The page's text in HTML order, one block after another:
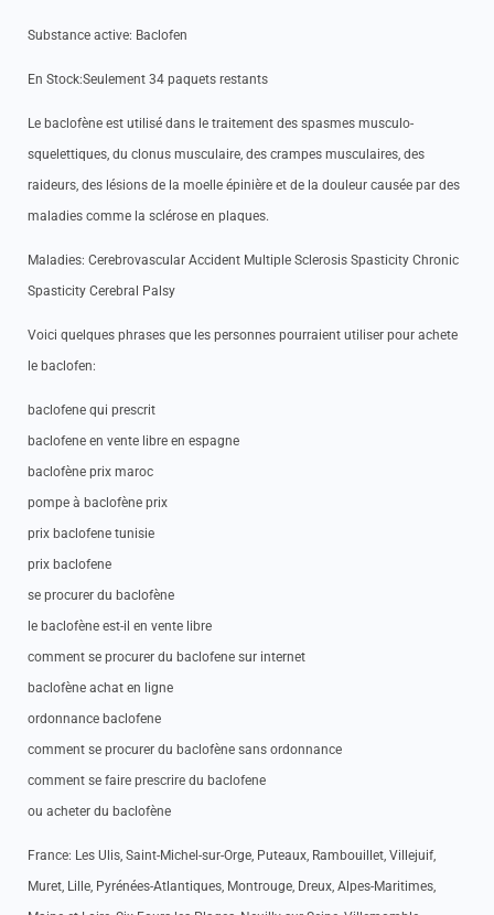
Substance active: Baclofen
En Stock:Seulement 34 paquets restants
Le baclofène est utilisé dans le traitement des spasmes musculo-
squelettiques, du clonus musculaire, des crampes musculaires, des
raideurs, des lésions de la moelle épinière et de la douleur causée par des
maladies comme la sclérose en plaques.
Maladies: Cerebrovascular Accident Multiple Sclerosis Spasticity Chronic
Spasticity Cerebral Palsy
Voici quelques phrases que les personnes pourraient utiliser pour achete
le baclofen:
baclofene qui prescrit
baclofene en vente libre en espagne
baclofène prix maroc
pompe à baclofène prix
prix baclofene tunisie
prix baclofene
se procurer du baclofène
le baclofène est-il en vente libre
comment se procurer du baclofene sur internet
baclofène achat en ligne
ordonnance baclofene
comment se procurer du baclofène sans ordonnance
comment se faire prescrire du baclofene
ou acheter du baclofène
France: Les Ulis, Saint-Michel-sur-Orge, Puteaux, Rambouillet, Villejuif,
Muret, Lille, Pyrénées-Atlantiques, Montrouge, Dreux, Alpes-Maritimes,